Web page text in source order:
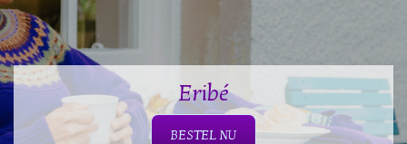
Eribé
BESTEL NU